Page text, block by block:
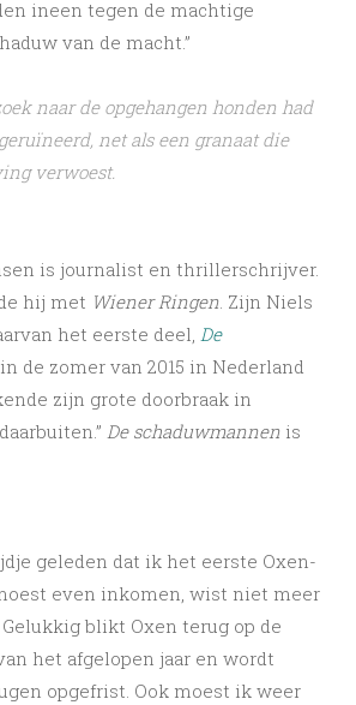
ineen tegen de machtige
van de macht.”
naar de opgehangen honden had
net als een granaat die
verwoest.
is journalist en thrillerschrijver.
hij met Wiener Ringen. Zijn Niels
het eerste deel, De
de zomer van 2015 in Nederland
zijn grote doorbraak in
De schaduwmannen is
geleden dat ik het eerste Oxen-
even inkomen, wist niet meer
blikt Oxen terug op de
het afgelopen jaar en wordt
opgefrist. Ook moest ik weer